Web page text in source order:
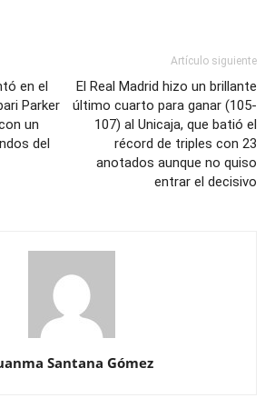
en el
Parker
un
del
Artículo siguiente
El Real Madrid hizo un brillante
último cuarto para ganar (105-
107) al Unicaja, que batió el
récord de triples con 23
anotados aunque no quiso
entrar el decisivo
Santana Gómez